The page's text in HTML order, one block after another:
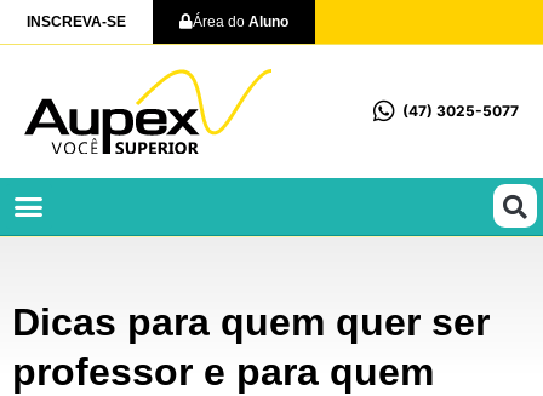
INSCREVA-SE Área do Aluno
(47) 3025-5077
Dicas para quem quer ser
professor e para quem